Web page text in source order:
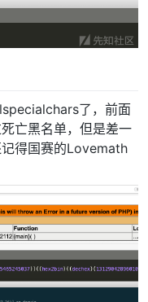
了，前面
亡黑名单，但是差一
得国赛的Lovemath